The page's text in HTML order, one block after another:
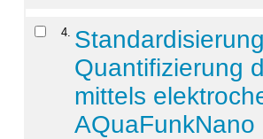
4
Quantifizierung
mittels
AQuaFunkNano